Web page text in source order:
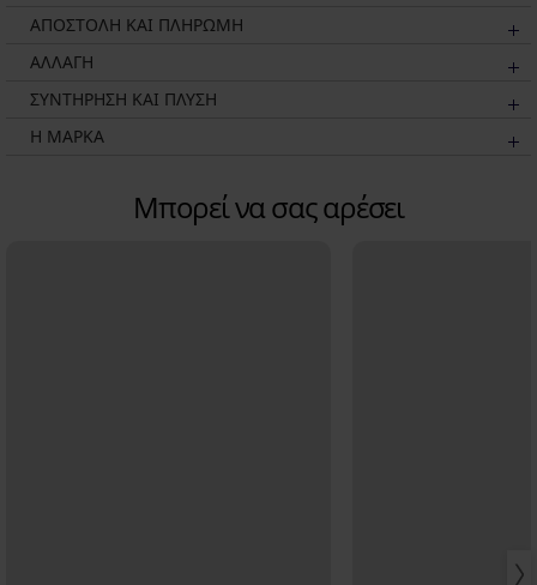
ΑΠΟΣΤΟΛΗ ΚΑΙ ΠΛΗΡΩΜΗ
ΑΛΛΑΓΗ
ΣΥΝΤΗΡΗΣΗ ΚΑΙ ΠΛΥΣΗ
Η ΜΆΡΚΑ
Μπορεί να σας αρέσει